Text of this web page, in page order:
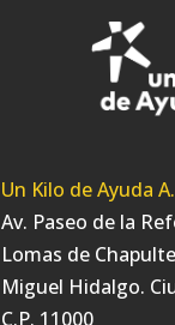
Un Kilo de Ayuda
Av. Paseo de la
Lomas de
Miguel Hidalgo.
C.P. 11000